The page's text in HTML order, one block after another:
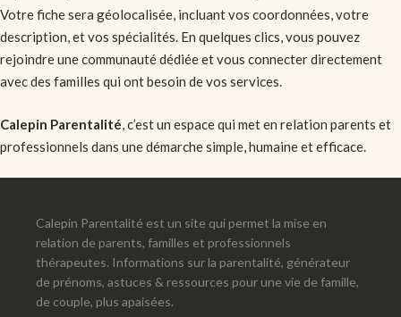
Votre fiche sera géolocalisée, incluant vos coordonnées, votre
description, et vos spécialités. En quelques clics, vous pouvez
rejoindre une communauté dédiée et vous connecter directement
avec des familles qui ont besoin de vos services.
Calepin Parentalité, c’est un espace qui met en relation parents et
professionnels dans une démarche simple, humaine et efficace.
Calepin Parentalité est un site qui permet la mise en
relation de parents, familles et professionnels
thérapeutes. Informations sur la parentalité, générateur
de prénoms, astuces & ressources pour une vie de famille,
de couple, plus apaisées.